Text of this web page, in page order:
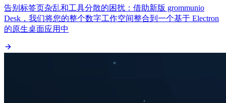
告别标签页杂乱和工具分散的困扰：借助新版 grommunio
Desk，我们将您的整个数字工作空间整合到一个基于 Electron
的原生桌面应用中